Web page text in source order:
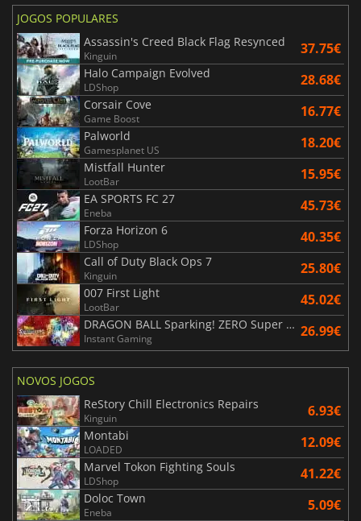
JOGOS POPULARES
Assassin's Creed Black Flag Resynced
Kinguin 37.75€
Halo Campaign Evolved
LDShop 28.68€
Corsair Cove
Game Boost 16.77€
Palworld
Gamesplanet US 18.20€
Mistfall Hunter
LootBar 15.95€
EA SPORTS FC 27
Eneba 45.73€
Forza Horizon 6
LDShop 40.35€
Call of Duty Black Ops 7
Kinguin 25.80€
007 First Light
LootBar 45.02€
DRAGON BALL Sparking! ZERO Super Limit Breaking NEO
Instant Gaming 26.99€
NOVOS JOGOS
ReStory Chill Electronics Repairs
Kinguin 6.93€
Montabi
LOADED 12.09€
Marvel Tokon Fighting Souls
LDShop 41.22€
Doloc Town
Eneba 5.09€